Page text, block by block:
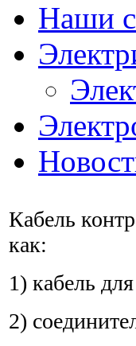
Наши
Кабель
как:
1) кабель
2)